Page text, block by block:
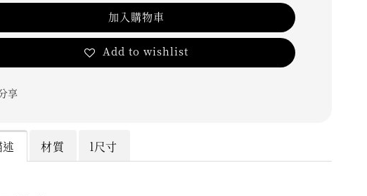
加入購物車
Add to wishlist
享
材質 l尺寸